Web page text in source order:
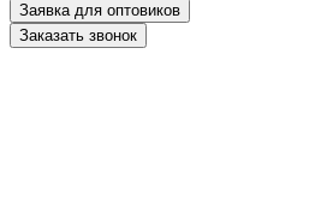
Заявка для оптовиков
Заказать звонок